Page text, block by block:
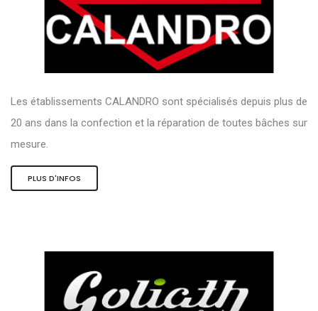
Les établissements CALANDRO sont spécialisés depuis plus de
20 ans dans la confection et la réparation de toutes bâches sur
mesure.
PLUS D'INFOS